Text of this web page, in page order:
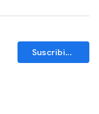
Suscribirse